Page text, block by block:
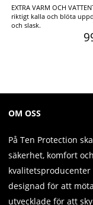
EXTRA VARM OCH
riktigt kalla och blöta
och slask.
OM OSS
På Ten Protection
säkerhet, komfort
designad för att
utvecklade för att